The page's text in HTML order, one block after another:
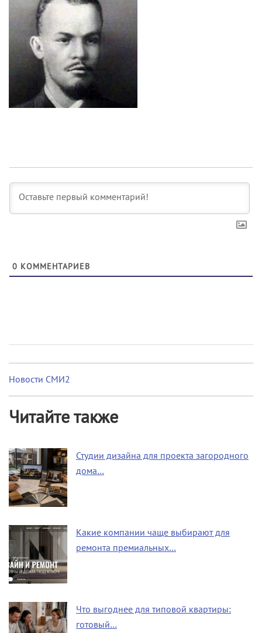
0 КОММЕНТАРИЕВ
Новости СМИ2
Читайте также
Студии дизайна для проекта загородного
дома…
Какие компании чаще выбирают для
ремонта премиальных…
Что выгоднее для типовой квартиры:
готовый…